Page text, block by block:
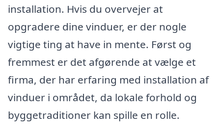
installation. Hvis du overvejer at
opgradere dine vinduer, er der nogle
vigtige ting at have in mente. Først og
fremmest er det afgørende at vælge et
firma, der har erfaring med installation af
vinduer i området, da lokale forhold og
byggetraditioner kan spille en rolle.